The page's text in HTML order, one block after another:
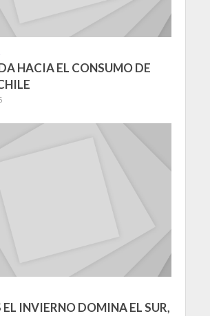
HACIA EL CONSUMO DE
INVIERNO DOMINA EL SUR,